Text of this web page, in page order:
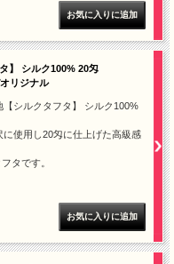
】 シルク100% 20匁
リジナル
【シルクタフタ】 シルク100%
使用し20匁に仕上げた高級感
タです。